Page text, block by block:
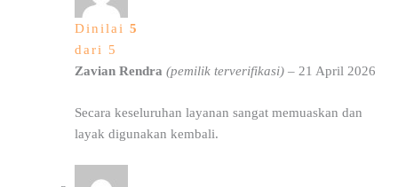
Dinilai 5
dari 5
Zavian Rendra (pemilik terverifikasi) – 21 April 2026
Secara keseluruhan layanan sangat memuaskan dan
layak digunakan kembali.